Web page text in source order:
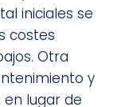
iniciales se
costes
Otra
y
lugar de